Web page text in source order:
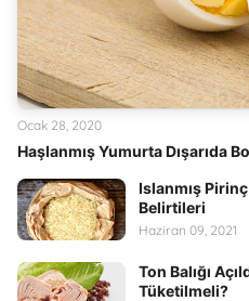
Haşlanmış Yumurta Dışarıda
Ocak 28, 2020
Islanmış
Belirtileri
Haziran 09, 2021
Ton Balığı
Tüketilmeli?